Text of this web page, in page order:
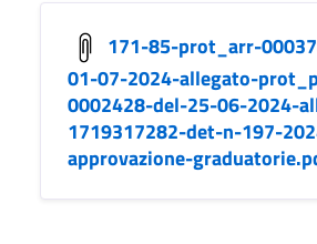
171-85-prot_arr-
01-07-2024-allegato-
0002428-del-25-06-2024-
1719317282-det-n-197-
approvazione-